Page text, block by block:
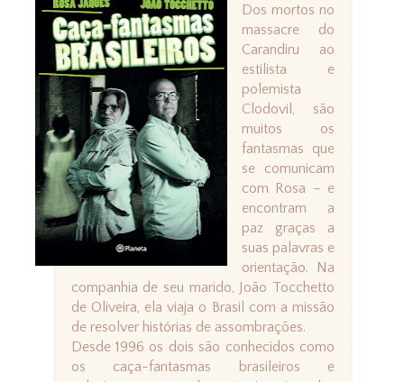
Dos mortos no
massacre do
Carandiru ao
estilista e
polemista
Clodovil, são
muitos os
fantasmas que
se comunicam
com Rosa – e
encontram a
paz graças a
suas palavras e
orientação. Na
companhia de seu marido, João Tocchetto
de Oliveira, ela viaja o Brasil com a missão
de resolver histórias de assombrações.
Desde 1996 os dois são conhecidos como
os caça-fantasmas brasileiros e